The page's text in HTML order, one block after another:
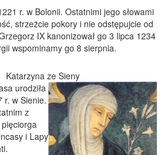
r. w Bolonii. Ostatnimi jego słowami
strzeżcie pokory i nie odstępujcie od
IX kanonizował go 3 lipca 1234
wspominamy go 8 sierpnia.
Katarzyna ze Sieny
urodziła
r. w Sienie.
z
i Lapy